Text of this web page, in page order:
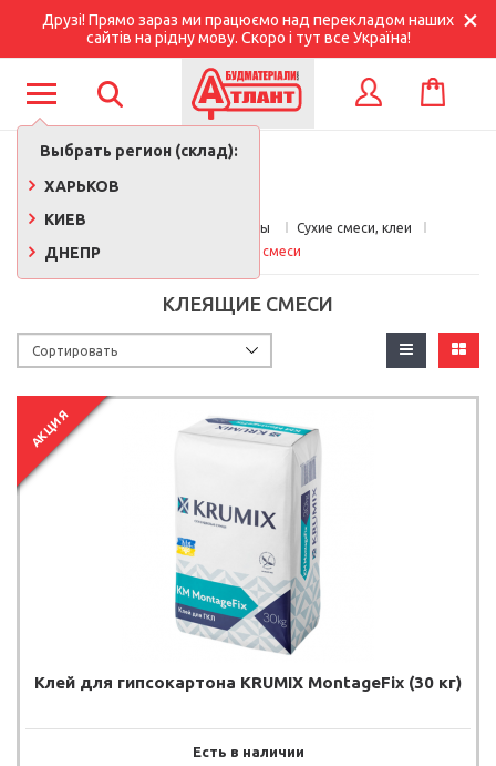
Друзі! Прямо зараз ми працюємо над перекладом наших
сайтів на рідну мову. Скоро і тут все Україна!
Выбрать регион (склад):
ХАРЬКОВ
КИЕВ
ДНЕПР
КОРЗИНА
Главная Стройматериалы
Сухие смеси, клеи
Клеящие смеси
КЛЕЯЩИЕ СМЕСИ
АКЦИЯ
Клей для гипсокартона KRUMIX MontageFix (30 кг)
Есть в наличии